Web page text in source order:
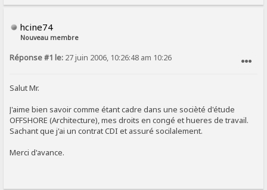
hcine74
Nouveau membre
Réponse #1 le: 27 juin 2006, 10:26:48 am 10:26
Salut Mr.
J'aime bien savoir comme étant cadre dans une socièté d'étude
OFFSHORE (Architecture), mes droits en congé et hueres de travail.
Sachant que j'ai un contrat CDI et assuré socilalement.
Merci d'avance.